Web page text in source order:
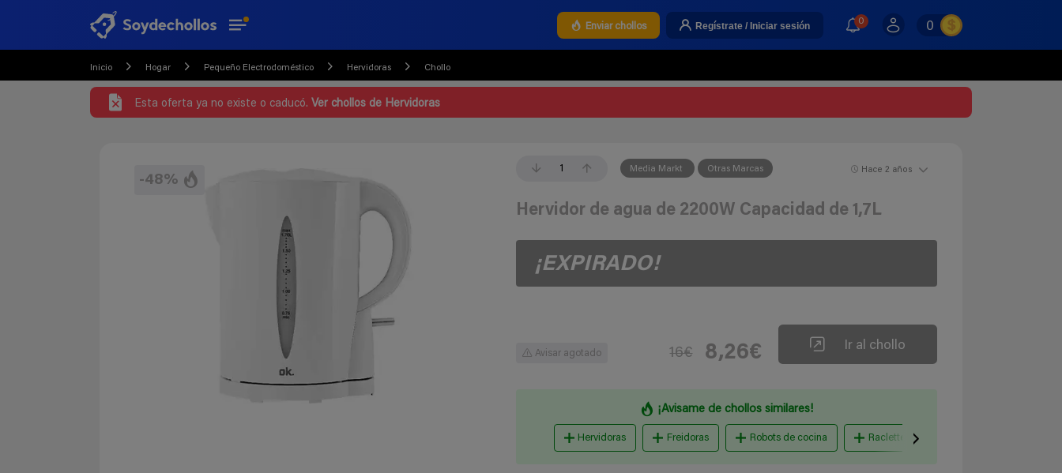
Enviar chollos Regístrate / Iniciar sesión 0 0
Inicio Hogar Pequeño Electrodoméstico Hervidoras Chollo
Esta oferta ya no existe o caducó. Ver chollos de Hervidoras
-48%
1 Media Markt Otras Marcas Hace 2 años
Hervidor de agua de 2200W Capacidad de 1,7L
¡EXPIRADO!
Avisar agotado 16€ 8,26€ Ir al chollo
¡Avisame de chollos similares!
Hervidoras Freidoras Robots de cocina Raclettes, Planchas y Parrillas eléctricas